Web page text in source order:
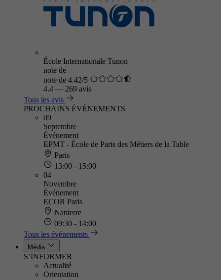
École Internationale Tunon
note de
note de 4.42/5
4.4 — 269 avis
Tous les avis
PROCHAINS ÉVÈNEMENTS
09
Septembre
Événement
EPMT - École de Paris des Métiers de la Table
Paris
13:00 - 15:00
04
Novembre
Événement
ECOR Paris
Nanterre
09:30 - 14:00
Tous les événements
Média
S’INFORMER
Actualité
Orientation